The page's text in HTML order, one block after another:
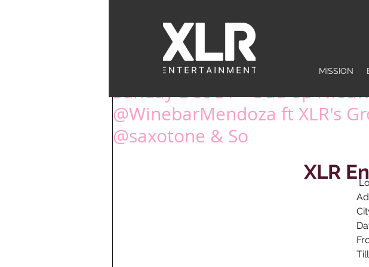
MISSION
EVENTS BACK
Sunday Dec 31 - Oud op
@WinebarMendoza ft XLR's
@saxotone & So
XLR